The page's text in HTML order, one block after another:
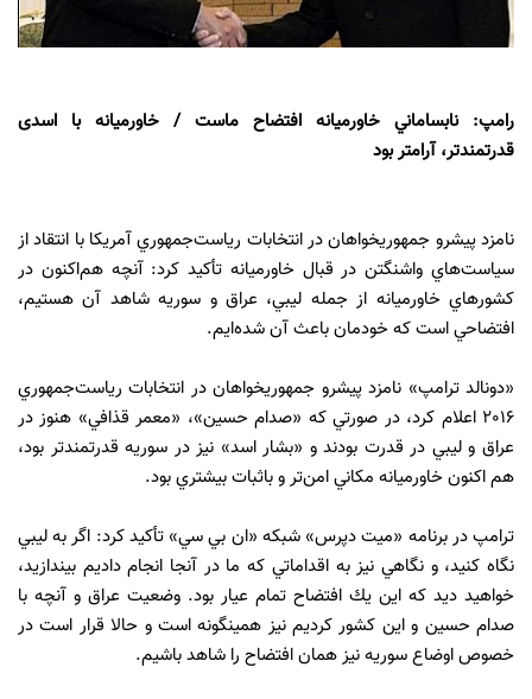
رامپ: نابساماني خاورميانه افتضاح ماست / خاورميانه با اسدی
قدرتمندتر، آرامتر بود
نامزد پيشرو جمهوريخواهان در انتخابات رياست‌جمهوري آمريكا با انتقاد از
سياست‌هاي واشنگتن در قبال خاورميانه تأكيد كرد: آنچه هم‌اكنون در
كشورهاي خاورميانه از جمله ليبي، عراق و سوريه شاهد آن هستيم،
افتضاحي است كه خودمان باعث آن شده‌ايم.
«دونالد ترامپ» نامزد پيشرو جمهوريخواهان در انتخابات رياست‌جمهوري
2016 اعلام كرد، در صورتي كه «صدام حسين»، «معمر قذافي» هنوز در
عراق و ليبي در قدرت بودند و «بشار اسد» نيز در سوريه قدرتمندتر بود،
هم اكنون خاورميانه مكاني امن‌تر و باثبات بيشتري بود.
ترامپ در برنامه «ميت دپرس» شبكه «ان بي سي» تأكيد كرد: اگر به ليبي
نگاه كنيد، و نگاهي نيز به اقداماتي كه ما در آنجا انجام داديم بيندازيد،
خواهيد ديد كه اين يك افتضاح تمام عيار بود. وضعيت عراق و آنچه با
صدام حسين و اين كشور كرديم نيز همينگونه است و حالا قرار است در
خصوص اوضاع سوريه نيز همان افتضاح را شاهد باشيم.